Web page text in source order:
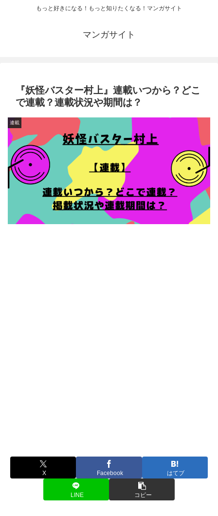
もっと好きになる！もっと知りたくなる！マンガサイト
マンガサイト
『妖怪バスター村上』連載いつから？どこ
で連載？連載状況や期間は？
連載
X Facebook はてブ
LINE コピー